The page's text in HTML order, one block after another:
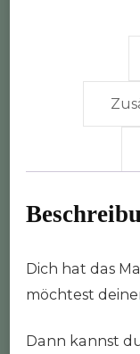
Dich hat das
möchtest
Dann kannst